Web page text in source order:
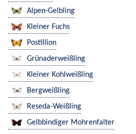
Alpen-Gelbling
Kleiner Fuchs
Postillion
Grünaderweißling
Kleiner Kohlweißling
Bergweißling
Reseda-Weißling
Gelbbindiger Mohrenfalter